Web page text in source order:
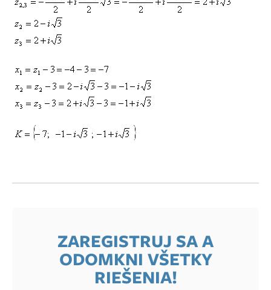
ZAREGISTRUJ SA A
ODOMKNI VŠETKY
RIEŠENIA!